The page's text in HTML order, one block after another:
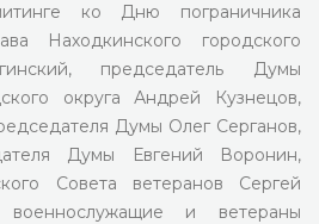
ко Дню пограничника
Находкинского городского
председатель Думы
округа Андрей Кузнецов,
Думы Олег Серганов,
Думы Евгений Воронин,
Совета ветеранов Сергей
и ветераны